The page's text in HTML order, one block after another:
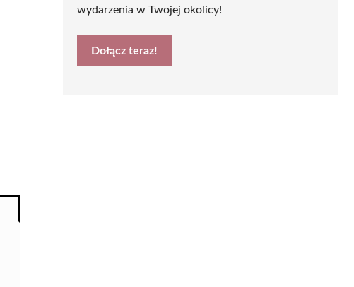
wydarzenia w Twojej okolicy!
Dołącz teraz!